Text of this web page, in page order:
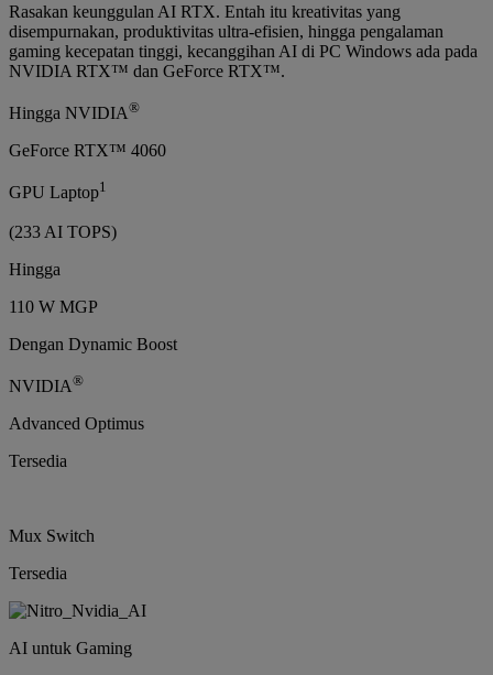
Rasakan keunggulan AI RTX. Entah itu kreativitas yang
disempurnakan, produktivitas ultra-efisien, hingga pengalaman
gaming kecepatan tinggi, kecanggihan AI di PC Windows ada pada
NVIDIA RTX™ dan GeForce RTX™.
Hingga NVIDIA®
GeForce RTX™ 4060
GPU Laptop1
(233 AI TOPS)
Hingga
110 W MGP
Dengan Dynamic Boost
NVIDIA®
Advanced Optimus
Tersedia
Mux Switch
Tersedia
AI untuk Gaming